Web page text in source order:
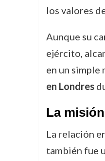
los valores
Aunque su
ejército,
en un simple
en Londres
La
La relación
también fue